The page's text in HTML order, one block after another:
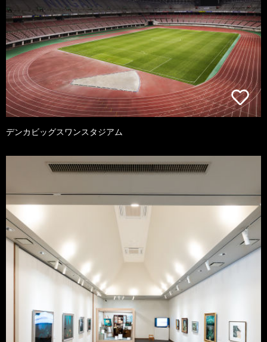
デンカビッグスワンスタジアム